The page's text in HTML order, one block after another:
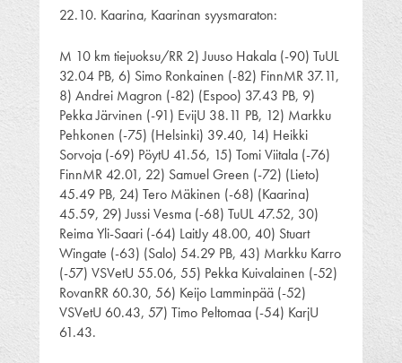
22.10. Kaarina, Kaarinan syysmaraton:
M 10 km tiejuoksu/RR 2) Juuso Hakala (-90) TuUL
32.04 PB, 6) Simo Ronkainen (-82) FinnMR 37.11,
8) Andrei Magron (-82) (Espoo) 37.43 PB, 9)
Pekka Järvinen (-91) EvijU 38.11 PB, 12) Markku
Pehkonen (-75) (Helsinki) 39.40, 14) Heikki
Sorvoja (-69) PöytU 41.56, 15) Tomi Viitala (-76)
FinnMR 42.01, 22) Samuel Green (-72) (Lieto)
45.49 PB, 24) Tero Mäkinen (-68) (Kaarina)
45.59, 29) Jussi Vesma (-68) TuUL 47.52, 30)
Reima Yli-Saari (-64) LaitJy 48.00, 40) Stuart
Wingate (-63) (Salo) 54.29 PB, 43) Markku Karro
(-57) VSVetU 55.06, 55) Pekka Kuivalainen (-52)
RovanRR 60.30, 56) Keijo Lamminpää (-52)
VSVetU 60.43, 57) Timo Peltomaa (-54) KarjU
61.43.